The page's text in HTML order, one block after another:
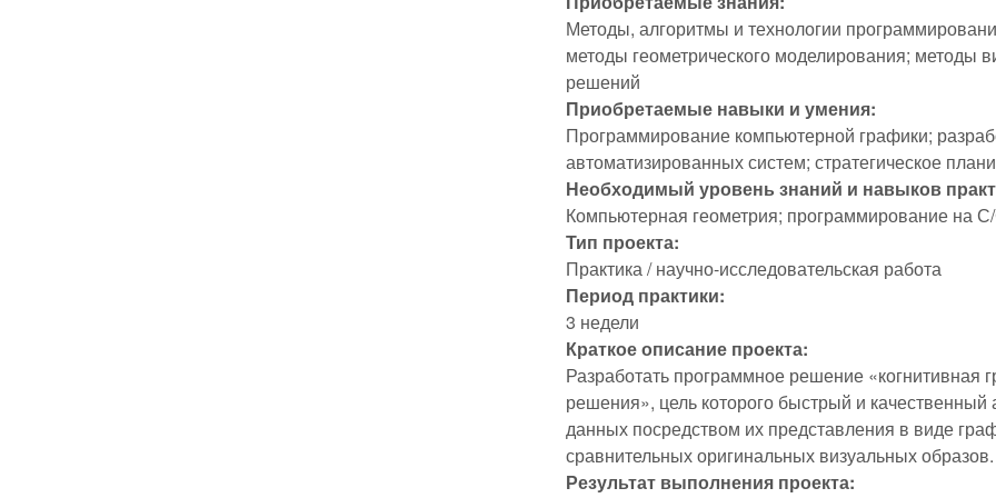
Методы, алгоритмы и технологии
методы геометрического моделирования; методы
решений
Приобретаемые навыки и умения:
Программирование компьютерной графики;
автоматизированных систем; стратегическое
Необходимый уровень знаний и навыков
Компьютерная геометрия; программирование на
Тип проекта:
Практика / научно-исследовательская работа
Период практики:
3 недели
Краткое описание проекта:
Разработать программное решение «когнитивная
решения», цель которого быстрый и
данных посредством их представления в виде
сравнительных оригинальных визуальных образов.
Результат выполнения проекта: